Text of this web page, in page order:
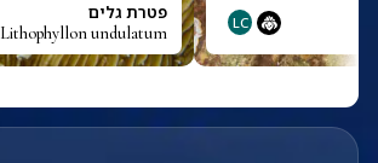
LC פטרת גלים
Lithophyllon undulatum